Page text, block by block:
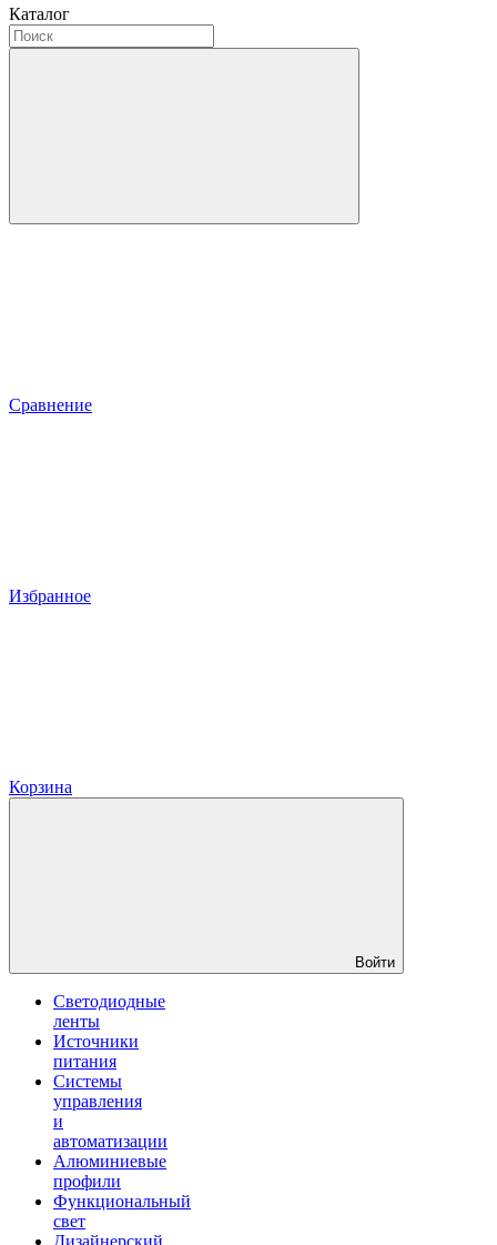
Каталог
Сравнение
Избранное
Корзина
Войти
Светодиодные
ленты
Источники
питания
Системы
управления
и
автоматизации
Алюминиевые
профили
Функциональный
свет
Дизайнерский